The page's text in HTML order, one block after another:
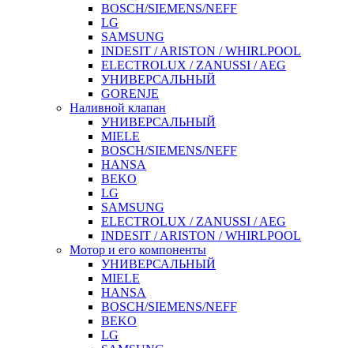
BOSCH/SIEMENS/NEFF
LG
SAMSUNG
INDESIT / ARISTON / WHIRLPOOL
ELECTROLUX / ZANUSSI / AEG
УНИВЕРСАЛЬНЫЙ
GORENJE
Наливной клапан
УНИВЕРСАЛЬНЫЙ
MIELE
BOSCH/SIEMENS/NEFF
HANSA
BEKO
LG
SAMSUNG
ELECTROLUX / ZANUSSI / AEG
INDESIT / ARISTON / WHIRLPOOL
Мотор и его компоненты
УНИВЕРСАЛЬНЫЙ
MIELE
HANSA
BOSCH/SIEMENS/NEFF
BEKO
LG